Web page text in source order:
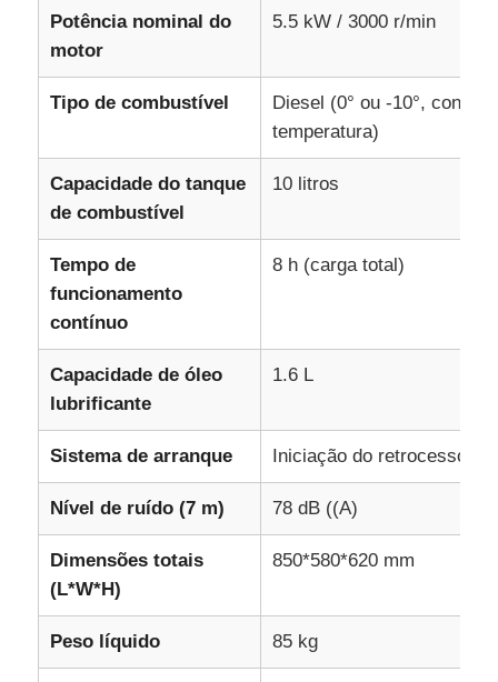
Manutenção do gerador
Conjunto gerador de soldagem
motor diesel do gerador
bomba de água de esgoto
Potência nominal do
motor
5.5 kW / 3000 r/min
Tipo de combustível
Diesel (0° ou -10°,
temperatura)
Capacidade do tanque
de combustível
10 litros
Tempo de
funcionamento
contínuo
8 h (carga total)
Capacidade de óleo
lubrificante
1.6 L
Sistema de arranque Iniciação do retrocesso
Nível de ruído (7 m) 78 dB ((A)
Dimensões totais
(L*W*H)
850*580*620 mm
Peso líquido 85 kg